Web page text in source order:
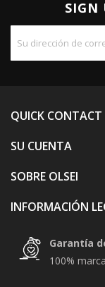
SIGN
QUICK CONTACT
SU CUENTA
SOBRE OLSEI
INFORMACIÓN
Garantía
100%